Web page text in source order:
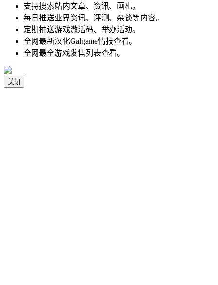
支持搜索站内文章、资讯、画札。
每日推送业界资讯、评测、杂谈等内容。
定期抽送游戏激活码、举办活动。
全网最新汉化Galgame情报查看。
全网最全游戏发售列表查看。
关闭